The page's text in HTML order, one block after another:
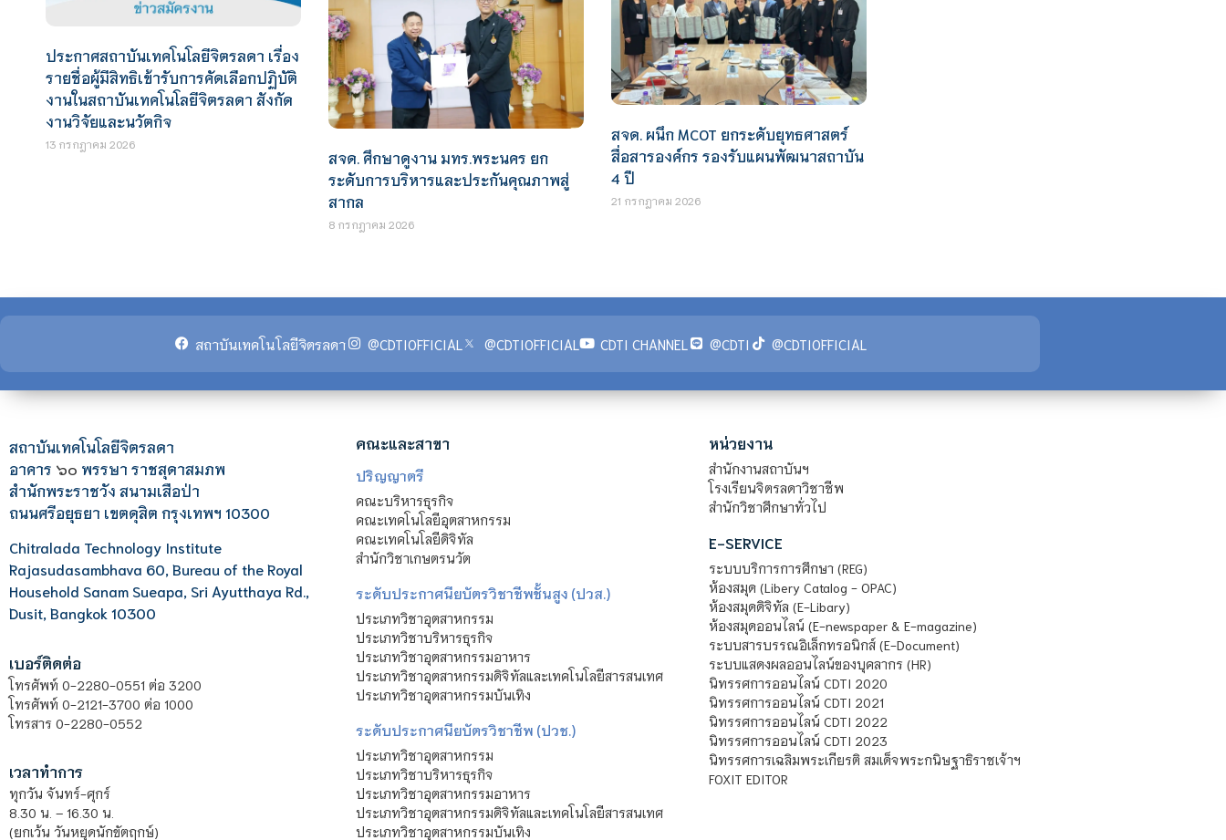
ประกาศสถาบันเทคโนโลยีจิตรลดา เรื่อง
รายชื่อผู้มีสิทธิเข้ารับการคัดเลือกปฏิบัติ
งานในสถาบันเทคโนโลยีจิตรลดา สังกัด
งานวิจัยและนวัตกิจ
13 กรกฎาคม 2026
สจด. ศึกษาดูงาน มทร.พระนคร ยก
ระดับการบริหารและประกันคุณภาพสู่
สากล
8 กรกฎาคม 2026
สจด. ผนึก MCOT ยกระดับยุทธศาสตร์
สื่อสารองค์กร รองรับแผนพัฒนาสถาบัน
4 ปี
21 กรกฎาคม 2026
สถาบันเทคโนโลยีจิตรลดา @CDTIOFFICIAL @CDTIOFFICIAL CDTI CHANNEL @CDTI @CDTIOFFICIAL
สถาบันเทคโนโลยีจิตรลดา
อาคาร ๖๐ พรรษา ราชสุดาสมภพ
สำนักพระราชวัง สนามเสือป่า
ถนนศรีอยุธยา เขตดุสิต กรุงเทพฯ 10300
Chitralada Technology Institute
Rajasudasambhava 60, Bureau of the Royal
Household Sanam Sueapa, Sri Ayutthaya Rd.,
Dusit, Bangkok 10300
เบอร์ติดต่อ
โทรศัพท์ 0-2280-0551 ต่อ 3200
โทรศัพท์ 0-2121-3700 ต่อ 1000
โทรสาร 0-2280-0552
เวลาทำการ
ทุกวัน จันทร์-ศุกร์
8.30 น. – 16.30 น.
(ยกเว้น วันหยุดนักขัตฤกษ์)
คณะและสาขา
ปริญญาตรี
คณะบริหารธุรกิจ
คณะเทคโนโลยีอุตสาหกรรม
คณะเทคโนโลยีดิจิทัล
สำนักวิชาเกษตรนวัต
ระดับประกาศนียบัตรวิชาชีพชั้นสูง (ปวส.)
ประเภทวิชาอุตสาหกรรม
ประเภทวิชาบริหารธุรกิจ
ประเภทวิชาอุตสาหกรรมอาหาร
ประเภทวิชาอุตสาหกรรมดิจิทัลและเทคโนโลยีสารสนเทศ
ประเภทวิชาอุตสาหกรรมบันเทิง
ระดับประกาศนียบัตรวิชาชีพ (ปวช.)
ประเภทวิชาอุตสาหกรรม
ประเภทวิชาบริหารธุรกิจ
ประเภทวิชาอุตสาหกรรมอาหาร
ประเภทวิชาอุตสาหกรรมดิจิทัลและเทคโนโลยีสารสนเทศ
ประเภทวิชาอุตสาหกรรมบันเทิง
หน่วยงาน
สำนักงานสถาบันฯ
โรงเรียนจิตรลดาวิชาชีพ
สำนักวิชาศึกษาทั่วไป
E-SERVICE
ระบบบริการการศึกษา (REG)
ห้องสมุด (Libery Catalog - OPAC)
ห้องสมุดดิจิทัล (E-Libary)
ห้องสมุดออนไลน์ (E-newspaper & E-magazine)
ระบบสารบรรณอิเล็กทรอนิกส์ (E-Document)
ระบบแสดงผลออนไลน์ของบุคลากร (HR)
นิทรรศการออนไลน์ CDTI 2020
นิทรรศการออนไลน์ CDTI 2021
นิทรรศการออนไลน์ CDTI 2022
นิทรรศการออนไลน์ CDTI 2023
นิทรรศการเฉลิมพระเกียรติ สมเด็จพระกนิษฐาธิราชเจ้าฯ
FOXIT EDITOR